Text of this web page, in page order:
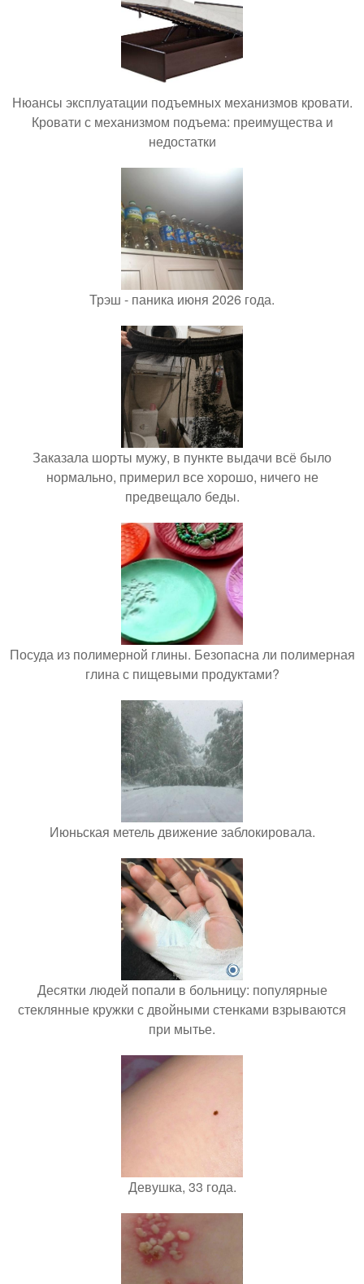
Нюансы эксплуатации подъемных механизмов кровати.
Кровати с механизмом подъема: преимущества и
недостатки
Трэш - паника июня 2026 года.
Заказала шорты мужу, в пункте выдачи всё было
нормально, примерил все хорошо, ничего не
предвещало беды.
Посуда из полимерной глины. Безопасна ли полимерная
глина с пищевыми продуктами?
Июньская метель движение заблокировала.
Десятки людей попали в больницу: популярные
стеклянные кружки с двойными стенками взрываются
при мытье.
Девушка, 33 года.